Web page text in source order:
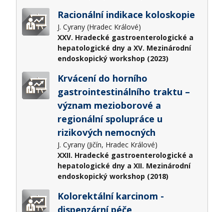
Racionální indikace koloskopie
J. Cyrany (Hradec Králové)
XXV. Hradecké gastroenterologické a
hepatologické dny a XV. Mezinárodní
endoskopický workshop (2023)
Krvácení do horního
gastrointestinálního traktu –
význam mezioborové a
regionální spolupráce u
rizikových nemocných
J. Cyrany (Jičín, Hradec Králové)
XXII. Hradecké gastroenterologické a
hepatologické dny a XII. Mezinárodní
endoskopický workshop (2018)
Kolorektální karcinom -
dispenzární péče